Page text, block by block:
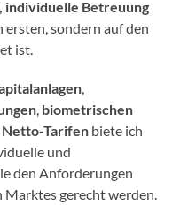
individuelle Betreuung
ersten, sondern auf den
ist.
biometrischen
Netto-Tarifen biete ich
und
den Anforderungen
gerecht werden.